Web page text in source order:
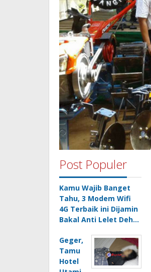
Post Populer
Kamu Wajib Banget
Tahu, 3 Modem Wifi
4G Terbaik ini Dijamin
Bakal Anti Lelet Deh…
Geger,
Tamu
Hotel